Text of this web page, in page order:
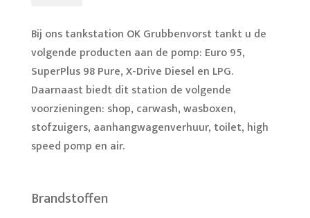
Bij ons tankstation OK Grubbenvorst tankt u de
volgende producten aan de pomp: Euro 95,
SuperPlus 98 Pure, X-Drive Diesel en LPG.
Daarnaast biedt dit station de volgende
voorzieningen: shop, carwash, wasboxen,
stofzuigers, aanhangwagenverhuur, toilet, high
speed pomp en air.
Brandstoffen